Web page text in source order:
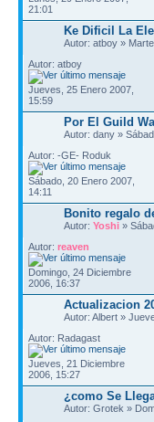
21:01
Ke Dificil La
Autor: atboy »
Autor: atboy
Jueves, 25 Enero 2007,
15:59
Por El Guild
Autor: dany »
Autor: -GE- Roduk
Sábado, 20 Enero 2007,
14:11
Bonito regalo
Autor: Yoshi »
Autor: reaven
Domingo, 24 Diciembre
2006, 16:37
Actualizacion
Autor: Albert »
Autor: Radagast
Jueves, 21 Diciembre
2006, 15:27
¿como Se
Autor: Grotek »